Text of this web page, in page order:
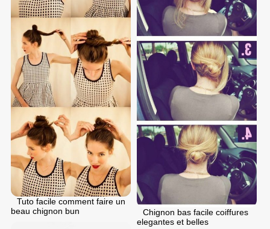
Chignon bas facile coiffures
elegantes et belles
Tuto facile comment faire un
beau chignon bun